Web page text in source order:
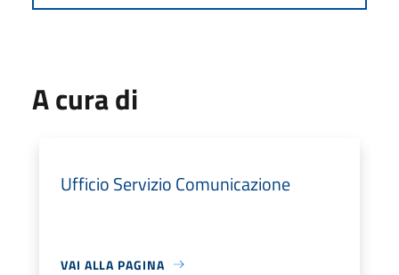
A cura di
Ufficio Servizio Comunicazione
VAI ALLA PAGINA